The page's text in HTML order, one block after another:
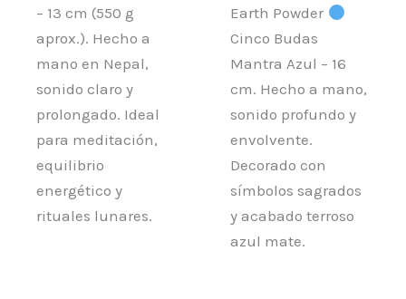
– 13 cm (550 g
aprox.). Hecho a
mano en Nepal,
sonido claro y
prolongado. Ideal
para meditación,
equilibrio
energético y
rituales lunares.
Earth Powder
Cinco Budas
Mantra Azul – 16
cm. Hecho a mano,
sonido profundo y
envolvente.
Decorado con
símbolos sagrados
y acabado terroso
azul mate.